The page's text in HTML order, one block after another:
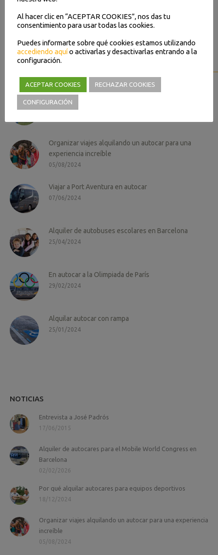
Contacto
Por qué alquilar autocares para equipos deportivos
18/12/2024
Organizar viajes alquilando un autocar para una
experiencia increíble
05/08/2024
Viajar a Port Aventura en autocar
07/06/2024
Alquiler de autobuses escolares en Barcelona
25/04/2024
En autocar a la Olimpiada de París
29/02/2024
Alquilar autocar con rampa
25/01/2024
NOTICIAS
Entrevista a José Padrós
17/06/2015
Alquiler de autocares para el Mobile World Congress en
Barcelona
02/02/2026
Por qué alquilar autocares para equipos deportivos
18/12/2024
Organizar viajes alquilando un autocar para una experiencia
increíble
05/08/2024
Al hacer clic en “ACEPTAR COOKIES”, nos das tu
consentimiento para usar todas las cookies.
Puedes informarte sobre qué cookies estamos utilizando
accediendo aquío activarlas y desactivarlas entrando a la
configuración.
ACEPTAR COOKIES RECHAZAR COOKIES
CONFIGURACIÓN